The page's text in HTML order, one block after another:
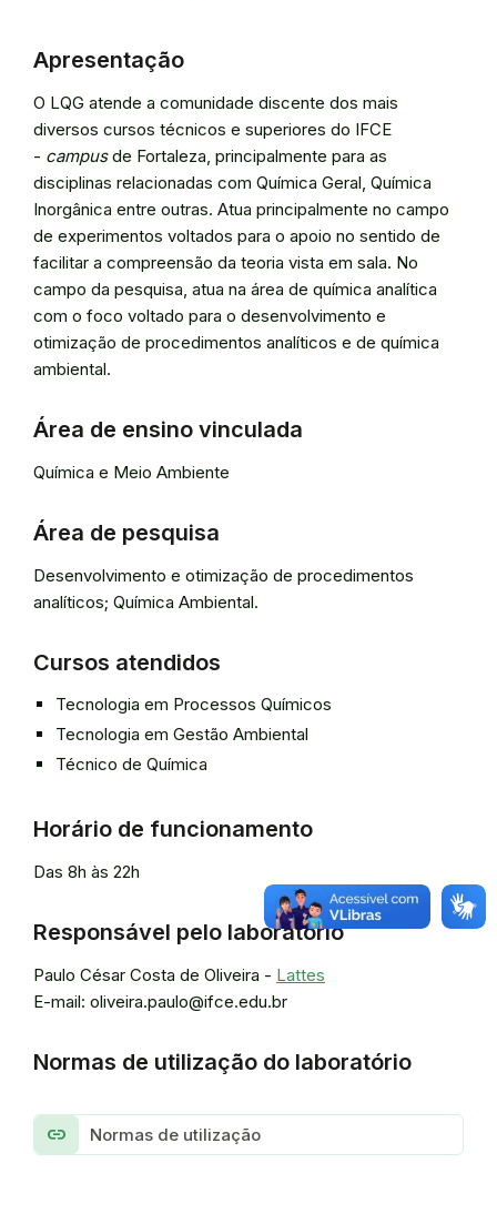
Apresentação
O LQG atende a comunidade discente dos mais
diversos cursos técnicos e superiores do IFCE
- campusde Fortaleza, principalmente para as
disciplinas relacionadas com Química Geral, Química
Inorgânica entre outras. Atua principalmente no campo
de experimentos voltados para o apoio no sentido de
facilitar a compreensão da teoria vista em sala. No
campo da pesquisa, atua na área de química analítica
com o foco voltado para o desenvolvimento e
otimização de procedimentos analíticos e de química
ambiental.
Área de ensino vinculada
Química e Meio Ambiente
Área de pesquisa
Desenvolvimento e otimização de procedimentos
analíticos; Química Ambiental.
Cursos atendidos
Tecnologia em Processos Químicos
Tecnologia em Gestão Ambiental
Técnico de Química
Horário de funcionamento
Das 8h às 22h
Responsável pelo laboratório
Paulo César Costa de Oliveira - Lattes
E-mail: oliveira.paulo@ifce.edu.br
Normas de utilização do laboratório
link Normas de utilização